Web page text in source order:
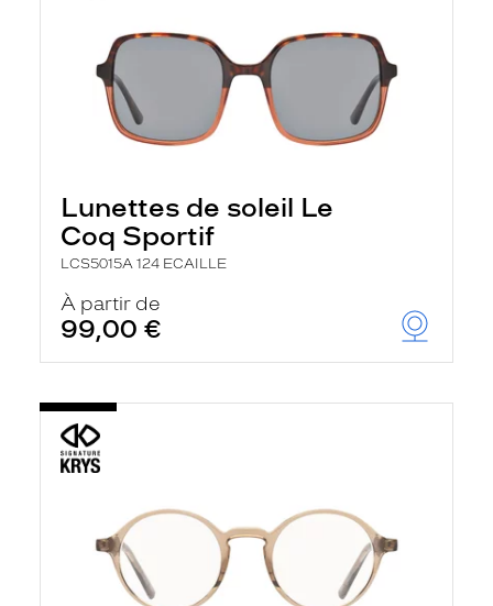
Lunettes de soleil Le
Coq Sportif
LCS5015A 124 ECAILLE
À partir de
99,00 €